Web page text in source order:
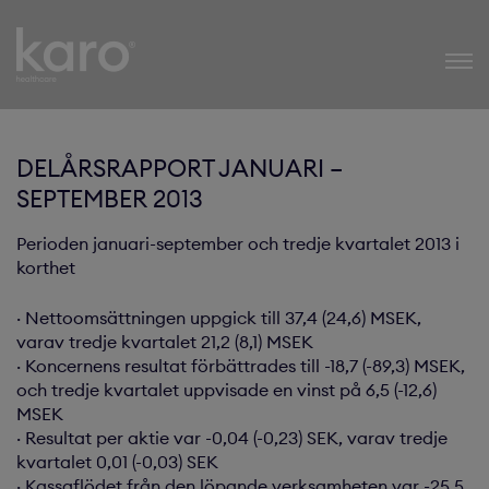
Karo Healthcare
DELÅRSRAPPORT JANUARI –
SEPTEMBER 2013
Perioden januari-september och tredje kvartalet 2013 i
korthet
· Nettoomsättningen uppgick till 37,4 (24,6) MSEK,
varav tredje kvartalet 21,2 (8,1) MSEK
· Koncernens resultat förbättrades till -18,7 (-89,3) MSEK,
och tredje kvartalet uppvisade en vinst på 6,5 (-12,6)
MSEK
· Resultat per aktie var -0,04 (-0,23) SEK, varav tredje
kvartalet 0,01 (-0,03) SEK